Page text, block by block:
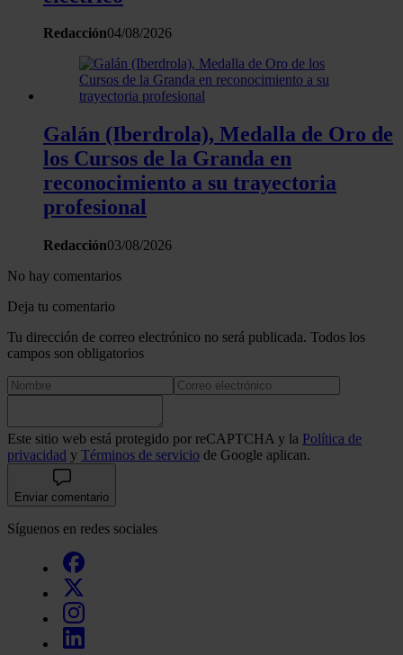
Redacción04/08/2026
Galán (Iberdrola), Medalla de Oro de
los Cursos de la Granda en
reconocimiento a su trayectoria
profesional
Redacción03/08/2026
No hay comentarios
Deja tu comentario
Tu dirección de correo electrónico no será publicada. Todos los
campos son obligatorios
Este sitio web está protegido por reCAPTCHA y la Política de
privacidad y Términos de servicio de Google aplican.
Enviar comentario
Síguenos en redes sociales